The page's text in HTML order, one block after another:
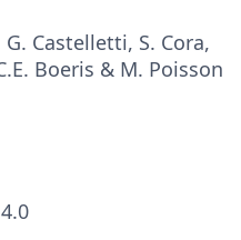
Castelletti, S. Cora,
Boeris & M. Poisson